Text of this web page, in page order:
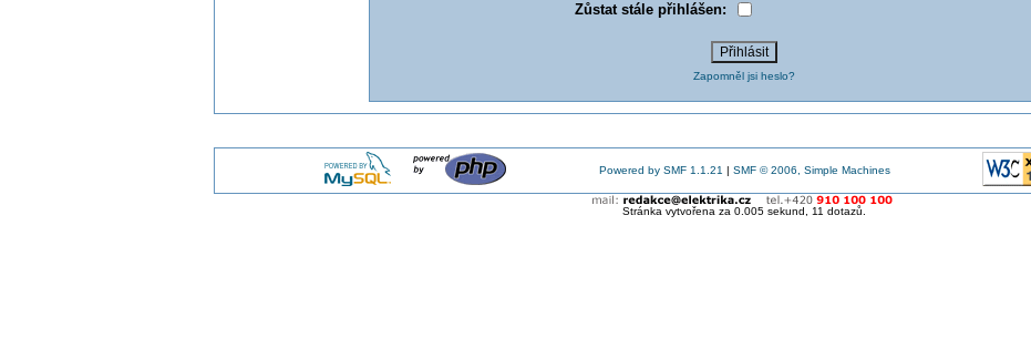
Zůstat stále přihlášen:
Zapomněl jsi heslo?
Powered by SMF 1.1.21 | SMF © 2006, Simple Machines
Stránka vytvořena za 0.005 sekund, 11 dotazů.